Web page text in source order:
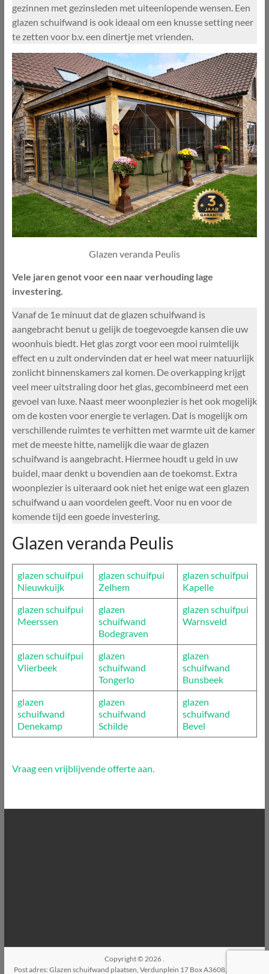
gezinnen met gezinsleden met uiteenlopende wensen. Een
glazen schuifwand is ook ideaal om een knusse setting neer
te zetten voor b.v. een dinertje met vrienden.
Glazen veranda Peulis
Vele jaren genot voor een naar verhouding lage
investering.
Vanaf de 1e minuut dat de glazen schuifwand is
aangebracht benut u gelijk de toegevoegde kansen die uw
woonhuis biedt. Het glas zorgt voor een mooi ruimtelijk
effect en u zult ondervinden dat er heel wat meer natuurlijk
zonlicht binnenskamers zal komen. De overkapping krijgt
veel meer uitstraling door het glas, gecombineerd met een
gevoel van luxe. Naast meer woonplezier is het ook mogelijk
om de kosten voor energie te verlagen. Dat is mogelijk om
verschillende ruimtes te verhitten met warmte uit de kamer
met de meeste hitte, namelijk die waar de glazen
schuifwand is aangebracht. Hiermee houdt u geld in uw
buidel, maar denkt u bovendien aan de toekomst. Extra
woonplezier is uiteraard ook niet het enige wat een glazen
schuifwand u aan voordelen geeft. Voor nu en voor de
komende tijd een goede investering.
Glazen veranda Peulis
glazen schuifpui
Nieuwkuijk
glazen schuifpui
Zelhem
glazen schuifpui
Kapelle
glazen schuifpui
Meerssen
glazen
schuifwand
Bodegraven
glazen schuifpui
Warnsveld
glazen schuifpui
Vlierbeek
glazen
schuifwand
Tongerlo
glazen
schuifwand
Bunsbeek
glazen
schuifwand
Denekamp
glazen
schuifwand
Schilde
glazen
schuifwand
Bevel
Vraag een vrijblijvende offerte aan.
Copyright © 2026
Post adres: Glazen schuifwand plaatsen, Verdunplein 17 Box A3608, 5627SZ,